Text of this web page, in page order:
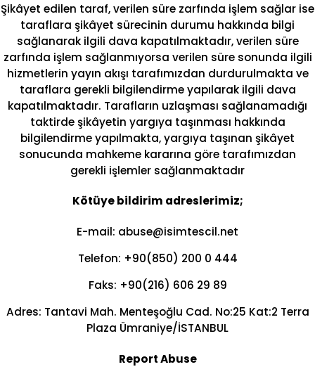
Şikâyet edilen taraf, verilen süre zarfında işlem sağlar ise
taraflara şikâyet sürecinin durumu hakkında bilgi
sağlanarak ilgili dava kapatılmaktadır, verilen süre
zarfında işlem sağlanmıyorsa verilen süre sonunda ilgili
hizmetlerin yayın akışı tarafımızdan durdurulmakta ve
taraflara gerekli bilgilendirme yapılarak ilgili dava
kapatılmaktadır. Tarafların uzlaşması sağlanamadığı
taktirde şikâyetin yargıya taşınması hakkında
bilgilendirme yapılmakta, yargıya taşınan şikâyet
sonucunda mahkeme kararına göre tarafımızdan
gerekli işlemler sağlanmaktadır
Kötüye bildirim adreslerimiz;
E-mail: abuse@isimtescil.net
Telefon: +90(850) 200 0 444
Faks: +90(216) 606 29 89
Adres: Tantavi Mah. Menteşoğlu Cad. No:25 Kat:2 Terra
Plaza Ümraniye/İSTANBUL
Report Abuse